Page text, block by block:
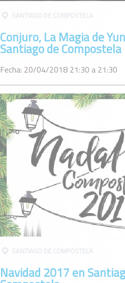
SANTIAGO DE COMPOSTELA
Conjuro, La Magia de
Santiago de Compostela
Fecha: 20/04/2018 21:30 a 21:30
SANTIAGO DE COMPOSTELA
Navidad 2017 en